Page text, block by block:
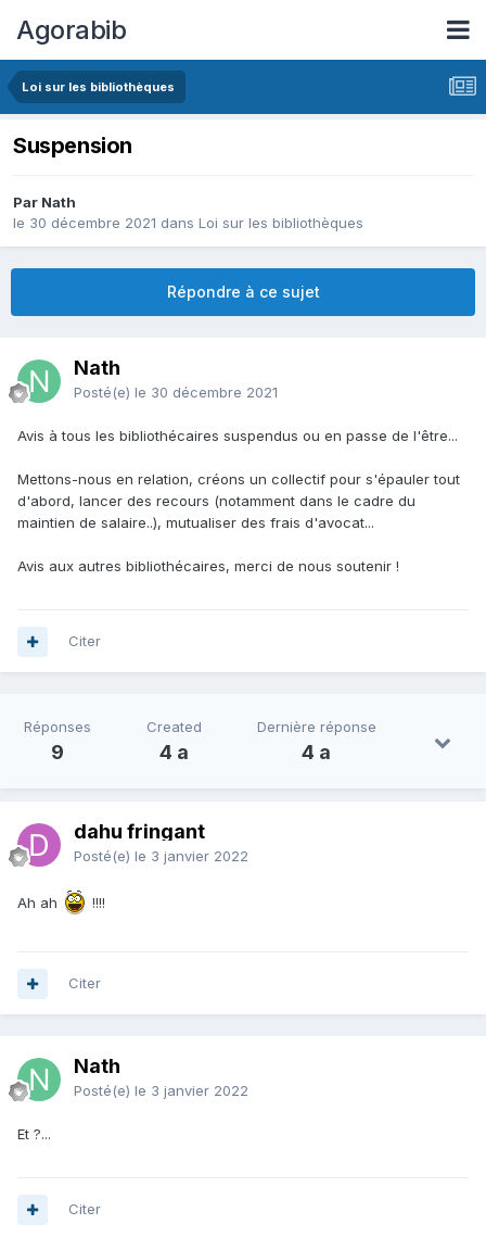
Agorabib
Loi sur les bibliothèques
Suspension
Par Nath
le 30 décembre 2021 dans Loi sur les bibliothèques
Répondre à ce sujet
Nath
Posté(e) le 30 décembre 2021
Avis à tous les bibliothécaires suspendus ou en passe de l'être...
Mettons-nous en relation, créons un collectif pour s'épauler tout
d'abord, lancer des recours (notamment dans le cadre du
maintien de salaire..), mutualiser des frais d'avocat...
Avis aux autres bibliothécaires, merci de nous soutenir !
Citer
Réponses
9
Created
4 a
Dernière réponse
4 a
dahu fringant
Posté(e) le 3 janvier 2022
Ah ah !!!!
Citer
Nath
Posté(e) le 3 janvier 2022
Et ?...
Citer